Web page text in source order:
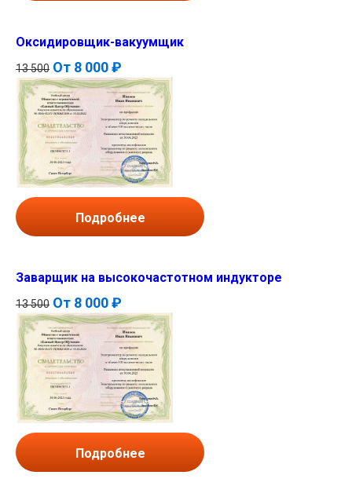
Оксидировщик-вакуумщик
13 500 От 8 000 ₽
Подробнее
Заварщик на высокочастотном индукторе
13 500 От 8 000 ₽
Подробнее